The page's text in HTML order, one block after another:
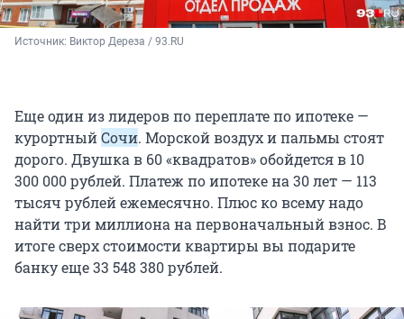
Источник: Виктор Дереза / 93.RU
Еще один из лидеров по переплате по ипотеке —
курортныйСочи. Морской воздух и пальмы стоят
дорого. Двушка в 60 «квадратов» обойдется в 10
300 000 рублей. Платеж по ипотеке на 30 лет — 113
тысяч рублей ежемесячно. Плюс ко всему надо
найти три миллиона на первоначальный взнос. В
итоге сверх стоимости квартиры вы подарите
банку еще 33 548 380 рублей.